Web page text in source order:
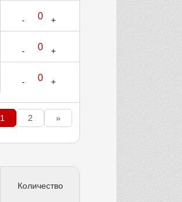
1 2 »
Количество